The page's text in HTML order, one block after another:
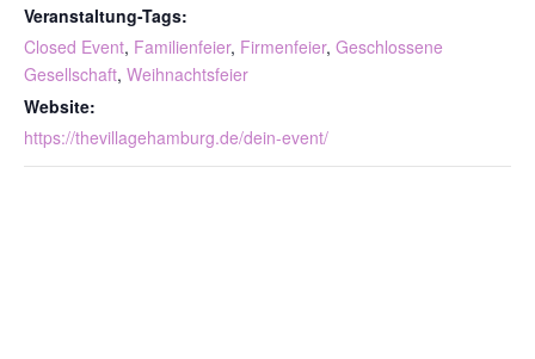
Veranstaltung-Tags:
Closed Event, Familienfeier, Firmenfeier, Geschlossene
Gesellschaft, Weihnachtsfeier
Website:
https://thevillagehamburg.de/dein-event/